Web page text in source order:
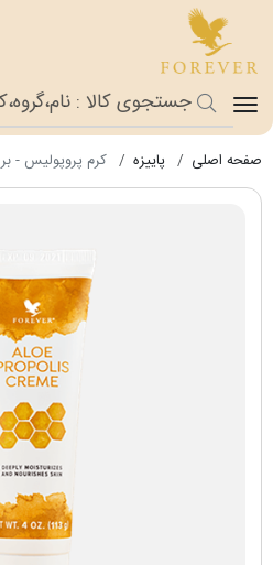
صفحه اصلی پاییزه کرم پروپولیس -